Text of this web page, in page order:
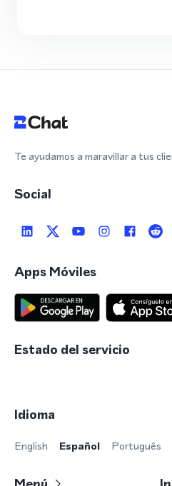
Te ayudamos a maravillar a tus
Social
Apps Móviles
Estado del servicio
Idioma
English Español Português